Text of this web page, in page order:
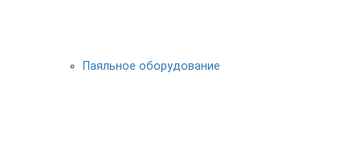
Паяльное оборудование